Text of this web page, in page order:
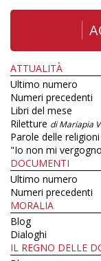
ATTUALITÀ
Ultimo numero
Numeri precedenti
Libri del mese
Riletture di Mariapia
Parole delle religioni
"Io non mi
DOCUMENTI
Ultimo numero
Numeri precedenti
MORALIA
Blog
Dialoghi
IL REGNO DELLE